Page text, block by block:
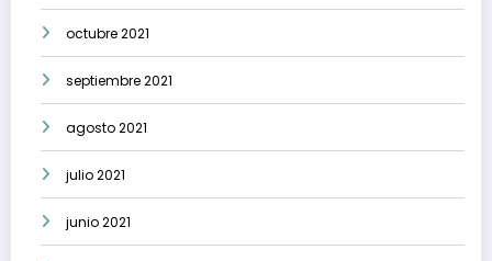
octubre 2021
septiembre 2021
agosto 2021
julio 2021
junio 2021